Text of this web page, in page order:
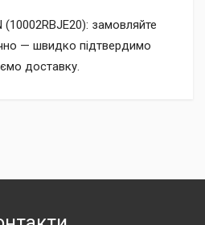
(10002RBJE20): замовляйте
— швидко підтвердимо
доставку.